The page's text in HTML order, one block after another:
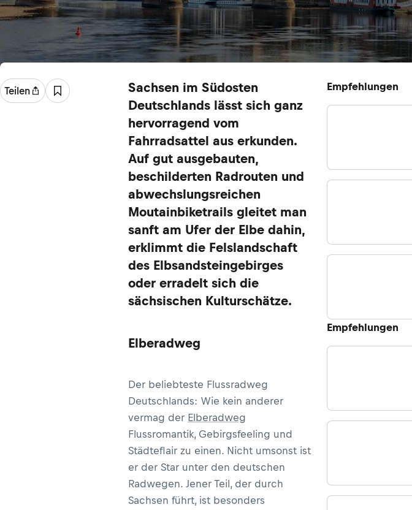
Teilen Empfehlungen
Empfehlungen
Sachsen im Südosten
Deutschlands lässt sich ganz
hervorragend vom
Fahrradsattel aus erkunden.
Auf gut ausgebauten,
beschilderten Radrouten und
abwechslungsreichen
Moutainbiketrails gleitet man
sanft am Ufer der Elbe dahin,
erklimmt die Felslandschaft
des Elbsandsteingebirges
oder erradelt sich die
sächsischen Kulturschätze.
Elberadweg
Der beliebteste Flussradweg
Deutschlands: Wie kein anderer
vermag der Elberadweg
Flussromantik, Gebirgsfeeling und
Städteflair zu einen. Nicht umsonst ist
er der Star unter den deutschen
Radwegen. Jener Teil, der durch
Sachsen führt, ist besonders